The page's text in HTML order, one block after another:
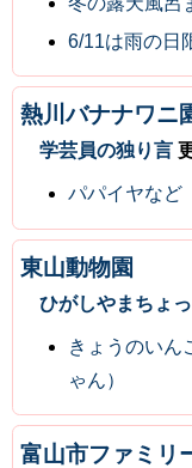
6/11は雨の日
熱川バナナワニ
学芸員の独り言
パパイヤなど
東山動物園
ひがしやまちょ
きょうのいん
ゃん）
富山市ファミリ